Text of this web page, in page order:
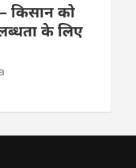
किसान को
के लिए